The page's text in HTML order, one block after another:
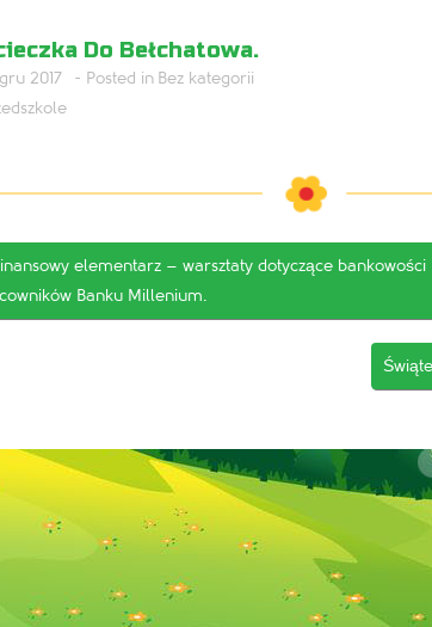
Do Bełchatowa.
2017
Bez kategorii
elementarz – warsztaty dotyczące
Banku Millenium.